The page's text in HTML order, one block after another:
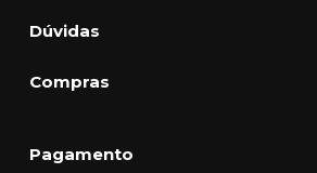
Dúvidas
Compras
Pagamento